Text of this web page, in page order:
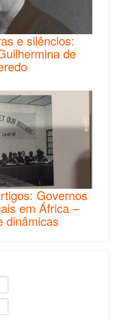
e silêncios:
de
Governos
em África –
dinâmicas